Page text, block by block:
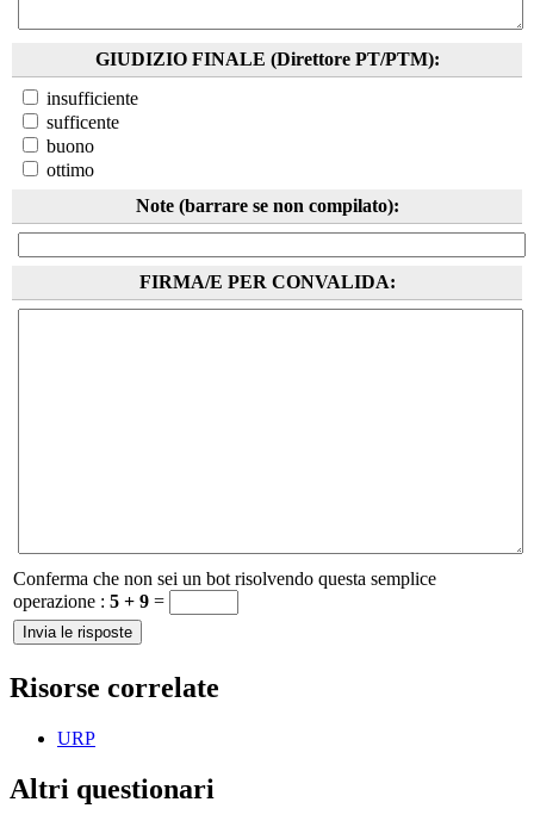
GIUDIZIO FINALE (Direttore PT/PTM):
insufficiente
sufficente
buono
ottimo
Note (barrare se non compilato):
FIRMA/E PER CONVALIDA:
Conferma che non sei un bot risolvendo questa semplice
operazione : 5 + 9 =
Risorse correlate
URP
Altri questionari